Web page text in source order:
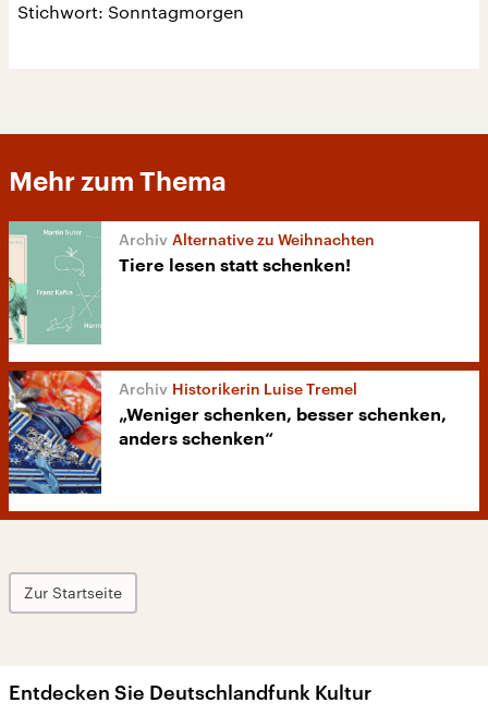
Stichwort: Sonntagmorgen
Mehr zum Thema
Alternative zu Weihnachten
Tiere lesen statt schenken!
Historikerin Luise Tremel
„Weniger schenken, besser schenken,
anders schenken“
Zur Startseite
Entdecken Sie Deutschlandfunk Kultur